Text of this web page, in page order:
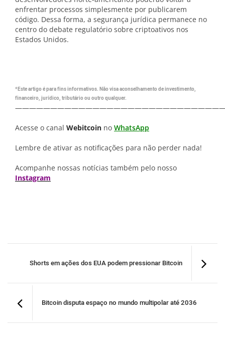
enfrentar processos simplesmente por publicarem
código. Dessa forma, a segurança jurídica permanece no
centro do debate regulatório sobre criptoativos nos
Estados Unidos.
*Este artigo é para fins informativos. Não visa aconselhamento de investimento,
financeiro, jurídico, tributário ou outro qualquer.
Acesse o canal Webitcoin no WhatsApp
Lembre de ativar as notificações para não perder nada!
Acompanhe nossas notícias também pelo nosso
Instagram
Shorts em ações dos EUA podem pressionar Bitcoin
Bitcoin disputa espaço no mundo multipolar até 2036